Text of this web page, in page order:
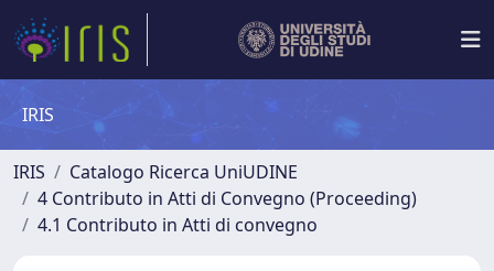
IRIS
IRIS
Catalogo Ricerca UniUDINE
4 Contributo in Atti di Convegno (Proceeding)
4.1 Contributo in Atti di convegno